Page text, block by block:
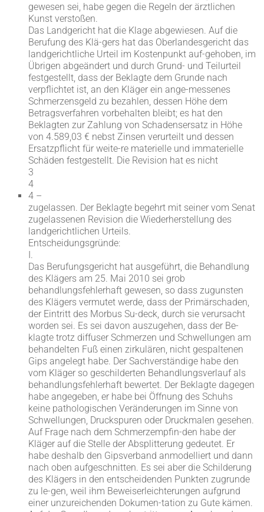
gewesen sei, habe gegen die Regeln der ärztlichen
Kunst verstoßen.
Das Landgericht hat die Klage abgewiesen. Auf die
Berufung des Klä-gers hat das Oberlandesgericht das
landgerichtliche Urteil im Kostenpunkt auf-gehoben, im
Übrigen abgeändert und durch Grund- und Teilurteil
festgestellt, dass der Beklagte dem Grunde nach
verpflichtet ist, an den Kläger ein ange-messenes
Schmerzensgeld zu bezahlen, dessen Höhe dem
Betragsverfahren vorbehalten bleibt; es hat den
Beklagten zur Zahlung von Schadensersatz in Höhe
von 4.589,03 € nebst Zinsen verurteilt und dessen
Ersatzpflicht für weite-re materielle und immaterielle
Schäden festgestellt. Die Revision hat es nicht
3
4
4 –
zugelassen. Der Beklagte begehrt mit seiner vom Senat
zugelassenen Revision die Wiederherstellung des
landgerichtlichen Urteils.
Entscheidungsgründe:
I.
Das Berufungsgericht hat ausgeführt, die Behandlung
des Klägers am 25. Mai 2010 sei grob
behandlungsfehlerhaft gewesen, so dass zugunsten
des Klägers vermutet werde, dass der Primärschaden,
der Eintritt des Morbus Su-deck, durch sie verursacht
worden sei. Es sei davon auszugehen, dass der Be-
klagte trotz diffuser Schmerzen und Schwellungen am
behandelten Fuß einen zirkulären, nicht gespaltenen
Gips angelegt habe. Der Sachverständige habe den
vom Kläger so geschilderten Behandlungsverlauf als
behandlungsfehlerhaft bewertet. Der Beklagte dagegen
habe angegeben, er habe bei Öffnung des Schuhs
keine pathologischen Veränderungen im Sinne von
Schwellungen, Druckspuren oder Druckmalen gesehen.
Auf Frage nach dem Schmerzempfin-den habe der
Kläger auf die Stelle der Absplitterung gedeutet. Er
habe deshalb den Gipsverband anmodelliert und dann
nach oben aufgeschnitten. Es sei aber die Schilderung
des Klägers in den entscheidenden Punkten zugrunde
zu le-gen, weil ihm Beweiserleichterungen aufgrund
einer unzureichenden Dokumen-tation zu Gute kämen.